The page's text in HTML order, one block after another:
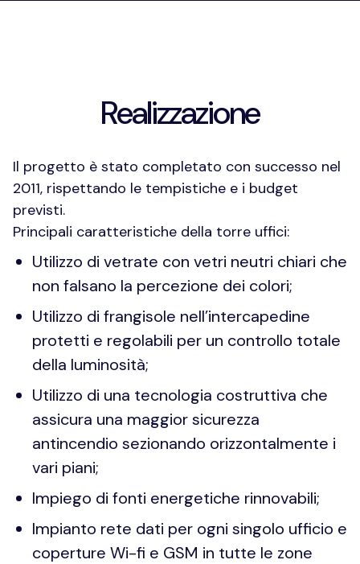
Realizzazione
Il progetto è stato completato con successo nel
2011, rispettando le tempistiche e i budget
previsti.
Principali caratteristiche della torre uffici:
Utilizzo di vetrate con vetri neutri chiari che
non falsano la percezione dei colori;
Utilizzo di frangisole nell’intercapedine
protetti e regolabili per un controllo totale
della luminosità;
Utilizzo di una tecnologia costruttiva che
assicura una maggior sicurezza
antincendio sezionando orizzontalmente i
vari piani;
Impiego di fonti energetiche rinnovabili;
Impianto rete dati per ogni singolo ufficio e
coperture Wi-fi e GSM in tutte le zone